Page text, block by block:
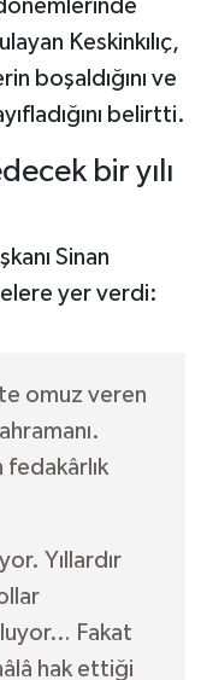
Keskinkılıç,
boşaldığını ve
belirtti.
bir yılı
Sinan
yer verdi:
omuz veren
Yıllardır
Fakat
hak ettiği